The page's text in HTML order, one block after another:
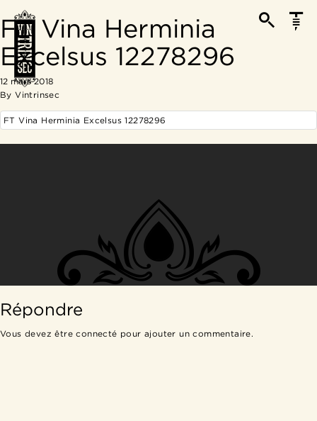
FT Vina Herminia
Excelsus 12278296
12 mars 2018
ByVintrinsec
FT Vina Herminia Excelsus 12278296
Répondre
Vous devez êtreconnecté pour ajouter un commentaire.